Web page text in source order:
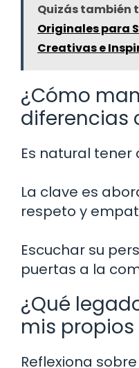
Quizás también
Originales para
Creativas e
¿Cómo
diferencias
Es natural tener
La clave es
respeto y
Escuchar su
puertas a la
¿Qué
mis propios
Reflexiona